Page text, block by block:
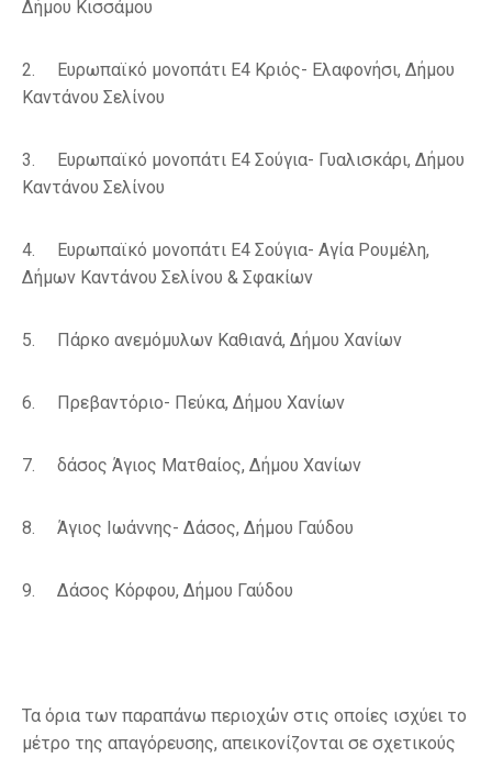
Δήμου Κισσάμου
2. Ευρωπαϊκό μονοπάτι Ε4 Κριός- Ελαφονήσι, Δήμου
Καντάνου Σελίνου
3. Ευρωπαϊκό μονοπάτι Ε4 Σούγια- Γυαλισκάρι, Δήμου
Καντάνου Σελίνου
4. Ευρωπαϊκό μονοπάτι Ε4 Σούγια- Αγία Ρουμέλη,
Δήμων Καντάνου Σελίνου & Σφακίων
5. Πάρκο ανεμόμυλων Καθιανά, Δήμου Χανίων
6. Πρεβαντόριο- Πεύκα, Δήμου Χανίων
7. δάσος Άγιος Ματθαίος, Δήμου Χανίων
8. Άγιος Ιωάννης- Δάσος, Δήμου Γαύδου
9. Δάσος Κόρφου, Δήμου Γαύδου
Τα όρια των παραπάνω περιοχών στις οποίες ισχύει το
μέτρο της απαγόρευσης, απεικονίζονται σε σχετικούς